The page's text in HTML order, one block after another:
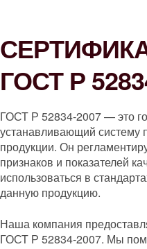
ГОСТ Р
ГОСТ Р 52834-2007 — это
устанавливающий систему
продукции. Он
признаков и показателей
использоваться в
данную продукцию.
Наша компания
ГОСТ Р 52834-2007. Мы